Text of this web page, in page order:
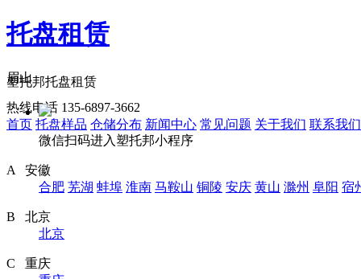
托盘租赁
眉山
热线电话 135-6897-3662
首页 托盘样品 仓储分布 新闻中心 常见问题 关于我们 联系我们
塑托邦托盘租赁
微信扫码进入塑托邦小程序
A 安徽
合肥 芜湖 蚌埠 淮南 马鞍山 铜陵 安庆 黄山 滁州 阜阳 宿
B 北京
北京
C 重庆